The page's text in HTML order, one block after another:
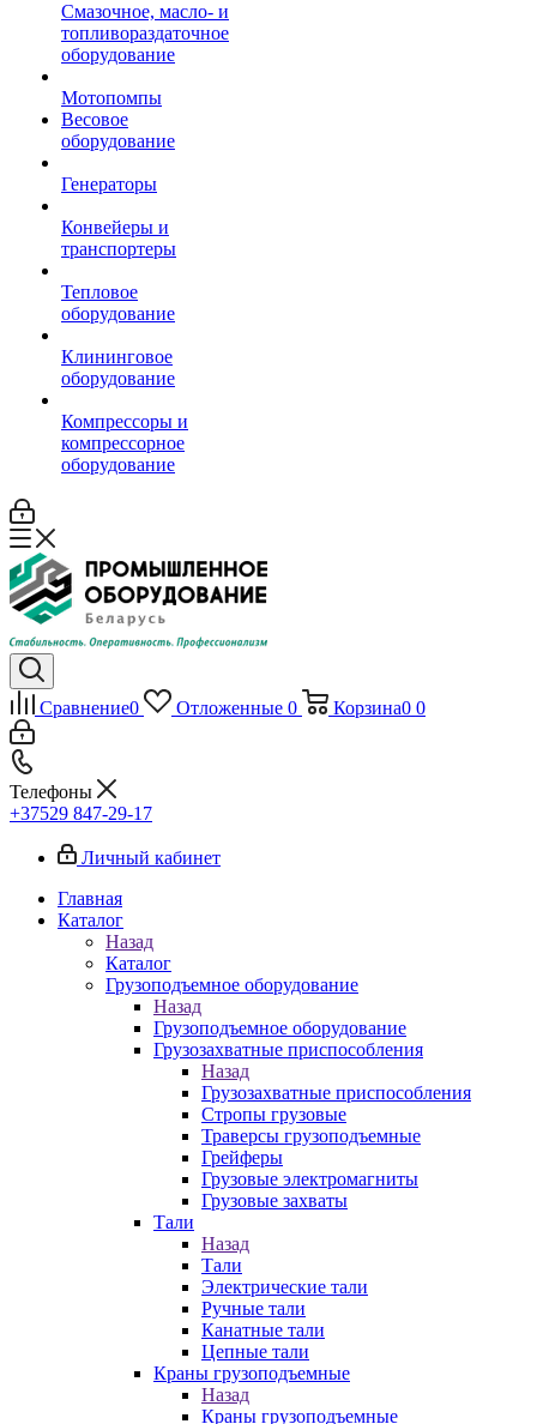
Смазочное, масло- и
топливораздаточное
оборудование
Мотопомпы
Весовое
оборудование
Генераторы
Конвейеры и
транспортеры
Тепловое
оборудование
Клининговое
оборудование
Компрессоры и
компрессорное
оборудование
Сравнение0 Отложенные 0 Корзина0 0
Телефоны
+37529 847-29-17‬
Личный кабинет
Главная
Каталог
Назад
Каталог
Грузоподъемное оборудование
Назад
Грузоподъемное оборудование
Грузозахватные приспособления
Назад
Грузозахватные приспособления
Стропы грузовые
Траверсы грузоподъемные
Грейферы
Грузовые электромагниты
Грузовые захваты
Тали
Назад
Тали
Электрические тали
Ручные тали
Канатные тали
Цепные тали
Краны грузоподъемные
Назад
Краны грузоподъемные